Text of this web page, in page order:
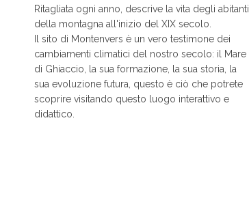
Ritagliata ogni anno, descrive la vita degli abitanti
della montagna all'inizio del XIX secolo.
Il sito di Montenvers è un vero testimone dei
cambiamenti climatici del nostro secolo: il Mare
di Ghiaccio, la sua formazione, la sua storia, la
sua evoluzione futura, questo è ciò che potrete
scoprire visitando questo luogo interattivo e
didattico.